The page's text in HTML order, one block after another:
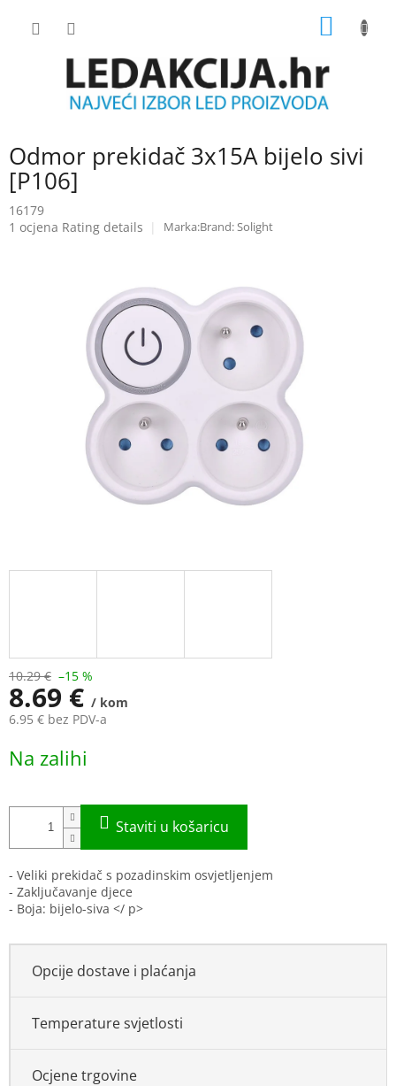
Odmor prekidač 3x15A bijelo sivi
[P106]
16179
The
1 ocjena Rating details Brand:Solight
10.29 € –15 %
8.69 € / kom
6.95 € bez PDV-a
price:
Na zalihi
- Veliki prekidač s pozadinskim osvjetljenjem
- Zaključavanje djece
- Boja: bijelo-siva </ p>
Opcije dostave i plaćanja
Temperature svjetlosti
Ocjene trgovine